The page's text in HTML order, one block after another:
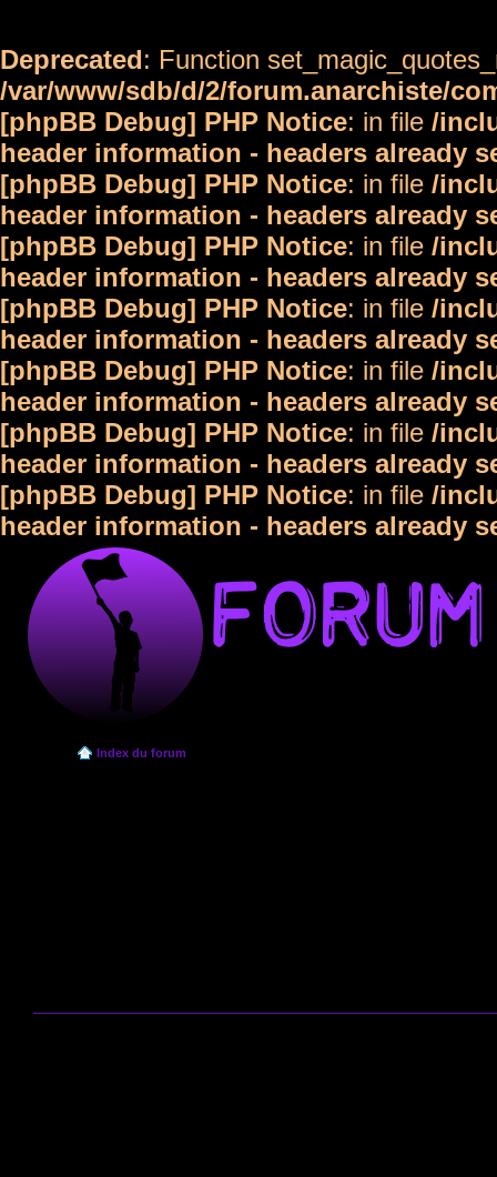
Deprecated: Function
/var/www/sdb/d/2/forum.anarchiste/
[phpBB Debug] PHP Notice: in file /
header information - headers already
[phpBB Debug] PHP Notice: in file /
header information - headers already
[phpBB Debug] PHP Notice: in file /
header information - headers already
[phpBB Debug] PHP Notice: in file /
header information - headers already
[phpBB Debug] PHP Notice: in file /
header information - headers already
[phpBB Debug] PHP Notice: in file /
header information - headers already
[phpBB Debug] PHP Notice: in file /
header information - headers already
Index du forum